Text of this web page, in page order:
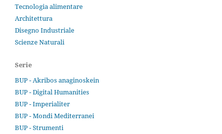
Tecnologia alimentare
Architettura
Disegno Industriale
Scienze Naturali
Serie
BUP - Akribos anaginoskein
BUP - Digital Humanities
BUP - Imperialiter
BUP - Mondi Mediterranei
BUP - Strumenti